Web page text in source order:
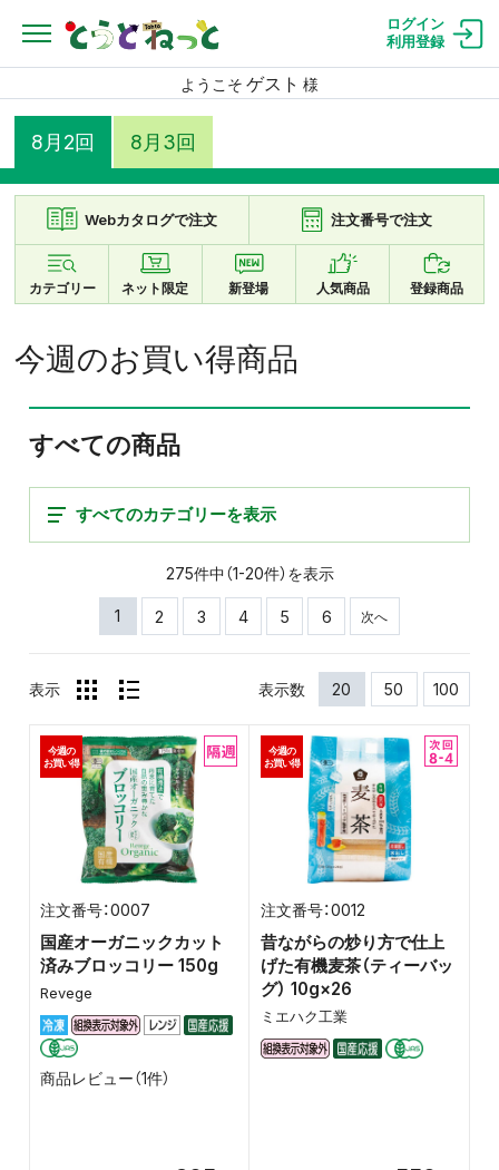
ログイン
利用登録
ようこそ ゲスト 様
8月2回 8月3回
Webカタログで注文 注文番号で注文
カテゴリー ネット限定 新登場 人気商品 登録商品
今週のお買い得商品
すべての商品
すべてのカテゴリーを表示
275件中（1-20件）を表示
1 2 3 4 5 6 次へ
表示 表示数 20 50 100
0007
国産オーガニックカット
済みブロッコリー 150g
Revege
今週の
お買い得
商品レビュー（1件）
0012
昔ながらの炒り方で仕上
げた有機麦茶（ティーバッ
グ） 10g×26
ミエハク工業
今週の
お買い得